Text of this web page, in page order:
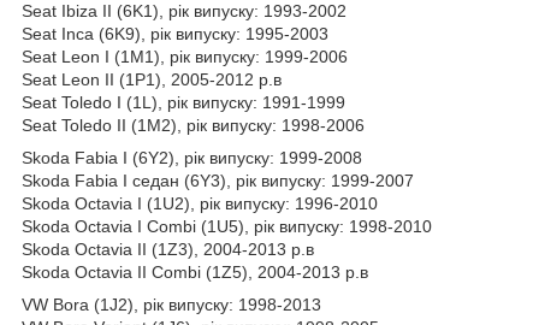
Seat Ibiza II (6K1), рік випуску: 1993-2002
Seat Inca (6K9), рік випуску: 1995-2003
Seat Leon I (1M1), рік випуску: 1999-2006
Seat Leon II (1P1), 2005-2012 р.в
Seat Toledo I (1L), рік випуску: 1991-1999
Seat Toledo II (1M2), рік випуску: 1998-2006
Skoda Fabia I (6Y2), рік випуску: 1999-2008
Skoda Fabia I седан (6Y3), рік випуску: 1999-2007
Skoda Octavia I (1U2), рік випуску: 1996-2010
Skoda Octavia I Combi (1U5), рік випуску: 1998-2010
Skoda Octavia II (1Z3), 2004-2013 р.в
Skoda Octavia II Combi (1Z5), 2004-2013 р.в
VW Bora (1J2), рік випуску: 1998-2013